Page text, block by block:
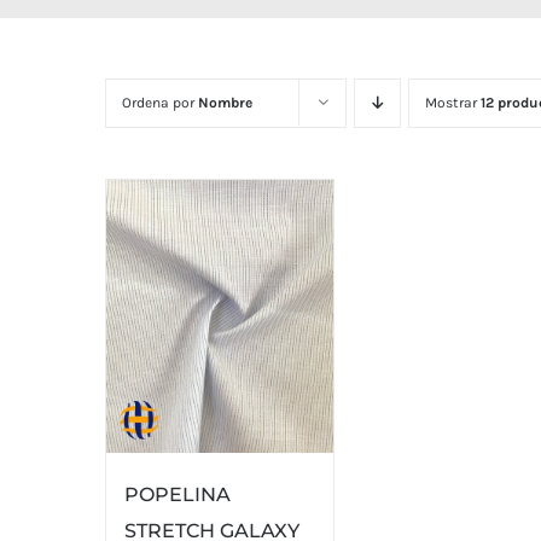
Ordena por Nombre Mostrar12
POPELINA
STRETCH GALAXY